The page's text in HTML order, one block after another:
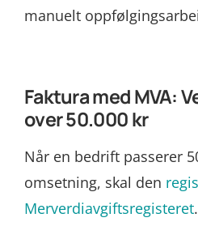
manuelt
Faktura med MVA:
over 50.000 kr
Når en bedrift passerer
omsetning, skal den
Merverdiavgiftsregisteret.